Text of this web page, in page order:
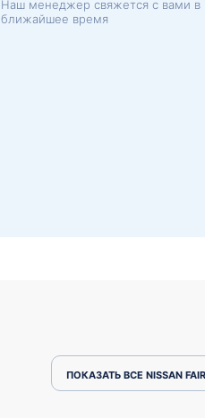
Наш менеджер свяжется с вами в
ближайшее время
ПОКАЗАТЬ ВСЕ NISSAN